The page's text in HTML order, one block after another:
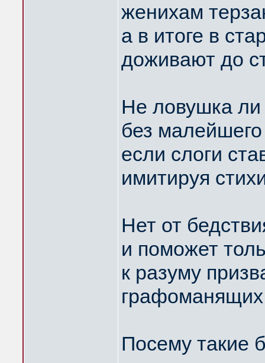
женихам
а в итоге в
доживают до
Не ловушка ли
без
если слоги
имитируя
Нет от
и поможет
к разуму
графоманящих
Посему такие